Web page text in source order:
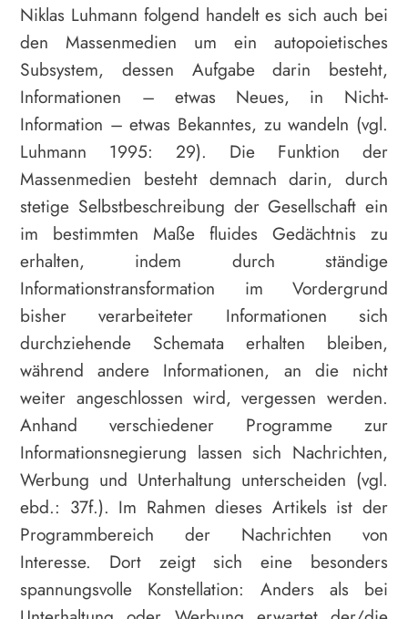
Niklas Luhmann folgend handelt es sich auch bei
den Massenmedien um ein autopoietisches
Subsystem, dessen Aufgabe darin besteht,
Informationen – etwas Neues, in Nicht-
Information – etwas Bekanntes, zu wandeln (vgl.
Luhmann 1995: 29). Die Funktion der
Massenmedien besteht demnach darin, durch
stetige Selbstbeschreibung der Gesellschaft ein
im bestimmten Maße fluides Gedächtnis zu
erhalten, indem durch ständige
Informationstransformation im Vordergrund
bisher verarbeiteter Informationen sich
durchziehende Schemata erhalten bleiben,
während andere Informationen, an die nicht
weiter angeschlossen wird, vergessen werden.
Anhand verschiedener Programme zur
Informationsnegierung lassen sich Nachrichten,
Werbung und Unterhaltung unterscheiden (vgl.
ebd.: 37f.). Im Rahmen dieses Artikels ist der
Programmbereich der Nachrichten von
Interesse. Dort zeigt sich eine besonders
spannungsvolle Konstellation: Anders als bei